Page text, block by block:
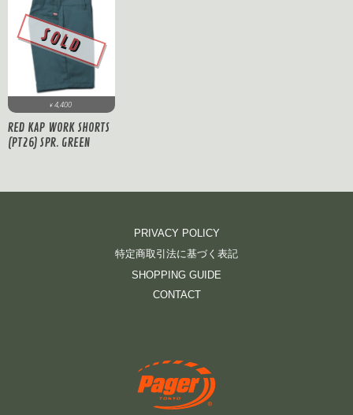
SOLD
¥ 4,400
RED KAP WORK SHORTS
(PT26) SPR. GREEN
PRIVACY POLICY
特定商取引法に基づく表記
SHOPPING GUIDE
CONTACT